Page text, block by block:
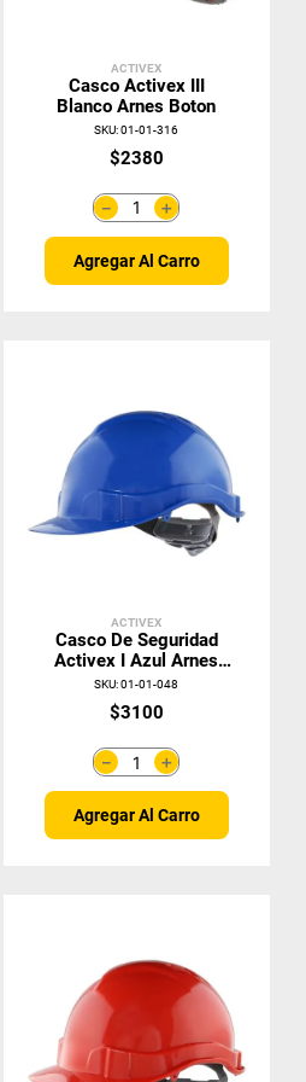
ACTIVEX
Casco Activex III
Blanco Arnes Boton
SKU:01-01-316
$2380
＋
－
Agregar Al Carro
ACTIVEX
Casco De Seguridad
Activex I Azul Arnes
Cinta 6 Puntas Ratchet
SKU:01-01-048
$3100
＋
－
Agregar Al Carro